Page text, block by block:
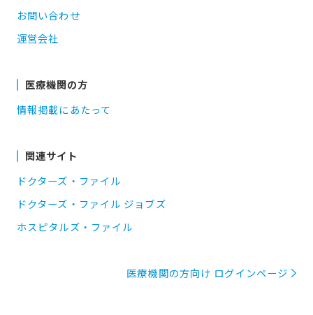
お問い合わせ
運営会社
医療機関の方
情報掲載にあたって
関連サイト
ドクターズ・ファイル
ドクターズ・ファイル ジョブズ
ホスピタルズ・ファイル
医療機関の方向け ログインページ